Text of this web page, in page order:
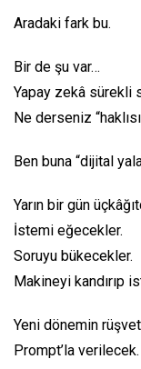
Aradaki fark bu.
Bir de şu var…
Yapay zekâ sürekli
Ne derseniz
Ben buna “dijital
Yarın bir gün
İstemi eğecekler.
Soruyu bükecekler.
Makineyi kandırıp
Yeni dönemin
Prompt’la verilecek.